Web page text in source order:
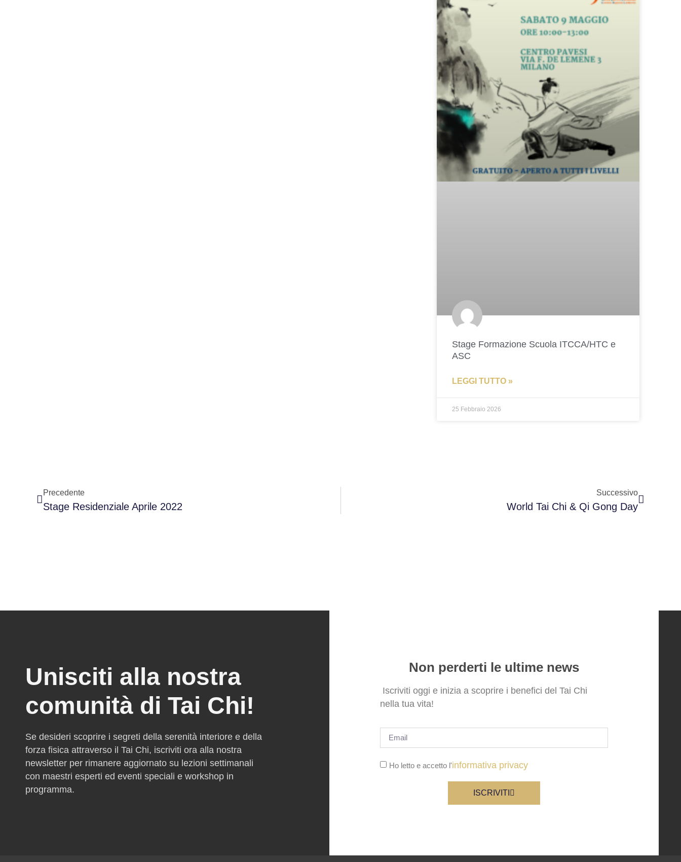
Stage Formazione Scuola ITCCA/HTC e
ASC
LEGGI TUTTO »
25 Febbraio 2026
Precedente
Stage Residenziale Aprile 2022
Successivo
World Tai Chi & Qi Gong Day
Unisciti alla nostra
comunità di Tai Chi!
Se desideri scoprire i segreti della serenità interiore e della
forza fisica attraverso il Tai Chi, iscriviti ora alla nostra
newsletter per rimanere aggiornato su lezioni settimanali
con maestri esperti ed eventi speciali e workshop in
programma.
Non perderti le ultime news
Iscriviti oggi e inizia a scoprire i benefici del Tai Chi
nella tua vita!
Ho letto e accetto l'informativa privacy
ISCRIVITI